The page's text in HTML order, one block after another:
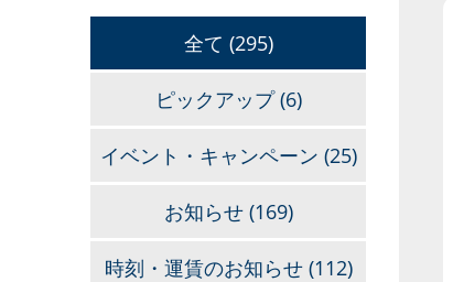
全て (295)
ピックアップ(6)
イベント・キャンペーン (25)
お知らせ(169)
時刻・運賃のお知らせ(112)